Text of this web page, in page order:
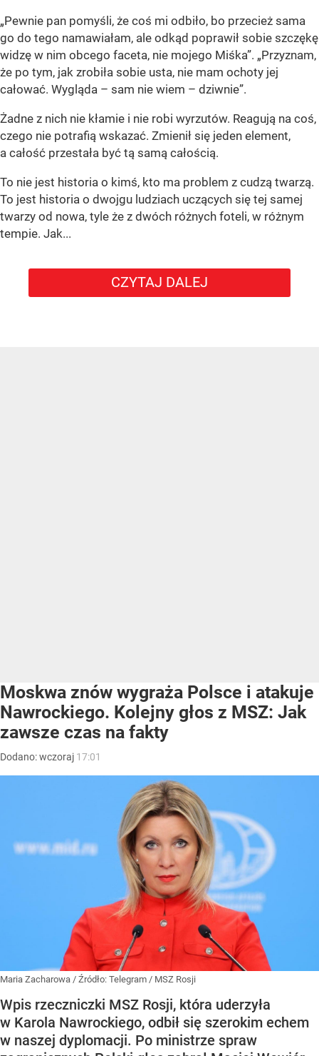
„Pewnie pan pomyśli, że coś mi odbiło, bo przecież sama
go do tego namawiałam, ale odkąd poprawił sobie szczękę
widzę w nim obcego faceta, nie mojego Miśka”. „Przyznam,
że po tym, jak zrobiła sobie usta, nie mam ochoty jej
całować. Wygląda – sam nie wiem – dziwnie”.
Żadne z nich nie kłamie i nie robi wyrzutów. Reagują na coś,
czego nie potrafią wskazać. Zmienił się jeden element,
a całość przestała być tą samą całością.
To nie jest historia o kimś, kto ma problem z cudzą twarzą.
To jest historia o dwojgu ludziach uczących się tej samej
twarzy od nowa, tyle że z dwóch różnych foteli, w różnym
tempie. Jak...
CZYTAJ DALEJ
Moskwa znów wygraża Polsce i atakuje
Nawrockiego. Kolejny głos z MSZ: Jak
zawsze czas na fakty
Dodano:wczoraj 17:01
Maria Zacharowa / Źródło: Telegram / MSZ Rosji
Wpis rzeczniczki MSZ Rosji, która uderzyła
w Karola Nawrockiego, odbił się szerokim echem
w naszej dyplomacji. Po ministrze spraw